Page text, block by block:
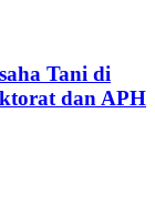
Tani di
dan APH